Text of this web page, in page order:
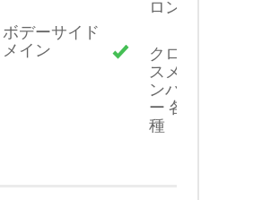
ボデーサイド
メイン
ロン
クロ
スメ
ンバ
ー 各
種